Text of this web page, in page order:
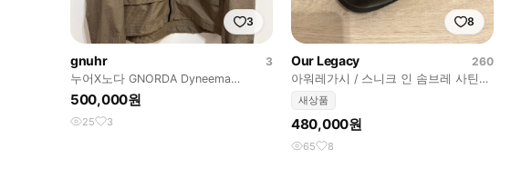
3
gnuhr
3
누어X노다 GNORDA Dyneema
Breaker Wind Shirt3
500,000원
25 3
8
Our Legacy
260
아워레가시 / 스니크 인 솜브레 사틴
보바인 / EU41
새상품
480,000원
65 8